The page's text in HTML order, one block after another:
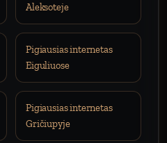
Aleksoteje
Pigiausias internetas
Eiguliuose
Pigiausias internetas
Gričiupyje